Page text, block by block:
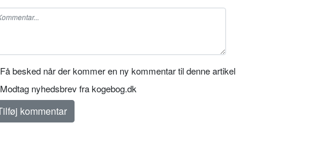
Få besked når der kommer en ny kommentar til denne artikel
Modtag nyhedsbrev fra kogebog.dk